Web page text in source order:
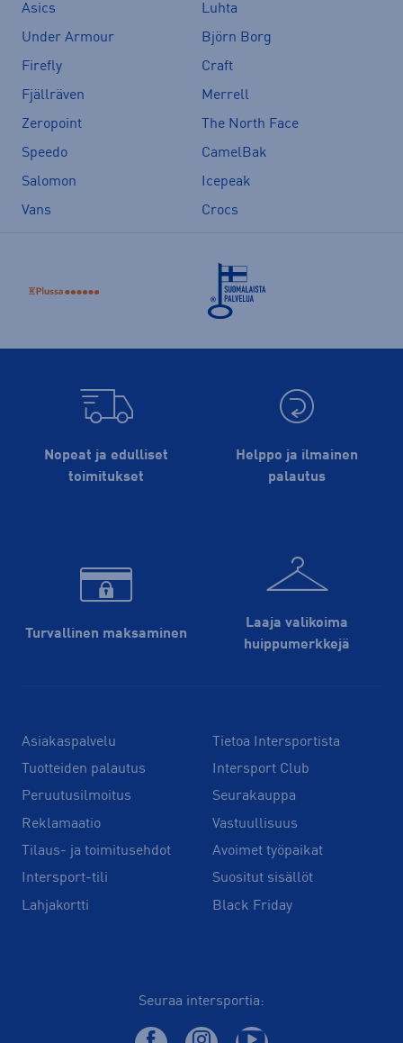
Asics
Luhta
Under Armour
Björn Borg
Firefly
Craft
Fjällräven
Merrell
Zeropoint
The North Face
Speedo
CamelBak
Salomon
Icepeak
Vans
Crocs
Nopeat ja edulliset
toimitukset
Helppo ja ilmainen
palautus
Turvallinen maksaminen
Laaja valikoima
huippu­merkkejä
Asiakaspalvelu
Tuotteiden palautus
Peruutusilmoitus
Reklamaatio
Tilaus- ja toimitusehdot
Intersport-tili
Lahjakortti
Tietoa Intersportista
Intersport Club
Seurakauppa
Vastuullisuus
Avoimet työpaikat
Suositut sisällöt
Black Friday
Seuraa intersportia: